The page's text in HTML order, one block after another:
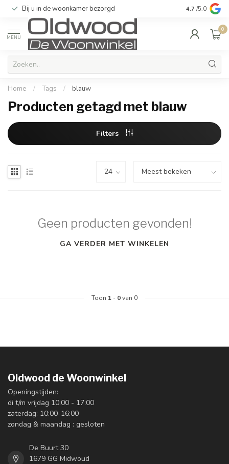
Bij u in de woonkamer bezorgd Kwaliteit &
4.7 /5.0
MENU
0
Home / Tags / blauw
Producten getagd met blauw
Filters
Geen producten gevonden!
GA VERDER MET WINKELEN
Toon 1 - 0van 0
Oldwood de Woonwinkel
Openingstijden:
di t/m vrijdag 10:00 - 17:00
zaterdag: 10:00-16:00
zondag & maandag : gesloten
De Buurt 30
1679 GG Midwoud